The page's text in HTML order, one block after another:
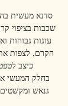
סדנא מעשית בה
שכבות בציפוי
עוגות גבוהות
הקרם, לצפות
בחלק המעשי
גנאש